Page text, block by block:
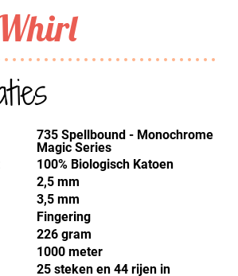
735 Spellbound - Monochrome
Magic Series
100% Biologisch Katoen
2,5 mm
3,5 mm
Fingering
226 gram
1000 meter
25 steken en 44 rijen in